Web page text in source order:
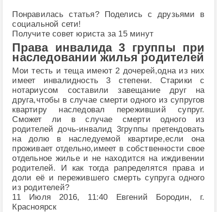
Понравилась статья? Поделись с друзьями в
социальной сети!
Получите совет юриста за 15 минут
Права инвалида 3 группы при
наследовании жилья родителей
Мои тесть и теща имеют 2 дочерей,одна из них
имеет инвалидность 3 степени. Старики с
нотариусом составили завещание друг на
друга,чтобы в случае смерти одного из супругов
квартиру наследовал переживший супруг.
Сможет ли в случае смерти одного из
родителей дочь-инвалид 3группы претендовать
на долю в наследуемой квартире,если она
проживает отдельно,имеет в собственности свое
отдельное жилье и не находится на иждивении
родителей. И как тогда рапределятся права и
доли её и пережившего смерть супруга одного
из родителей?
11 Июля 2016, 11:40 Евгений Бородин, г.
Красноярск